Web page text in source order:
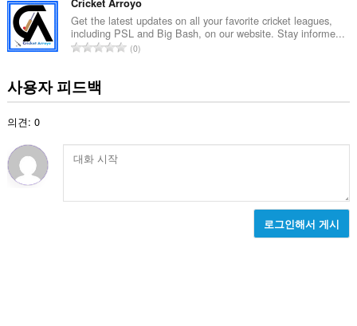
급
수
:
Cricket Arroyo
Get the latest updates on all your favorite cricket leagues,
including PSL and Big Bash, on our website. Stay informe...
총
0
사용자 피드백
의견: 0
로그인해서 게시